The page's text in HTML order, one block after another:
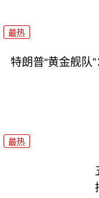
最热
特朗普“黄金舰队
最热